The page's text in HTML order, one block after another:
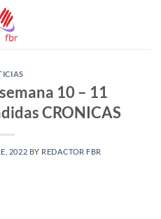
10 – 11
CRONICAS
2022 BY REDACTOR FBR